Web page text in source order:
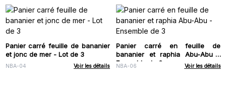
Panier carré feuille de bananier
et jonc de mer - Lot de 3
NBA-04 Voir les détails
Panier carré en feuille de
bananier et raphia Abu-Abu -
Ensemble de 3
NBA-06 Voir les détails